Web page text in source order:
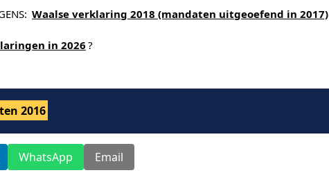
Waalse verklaring 2018 (mandaten uitgeoefend in 2017)
in 2026?
2016
WhatsApp Email